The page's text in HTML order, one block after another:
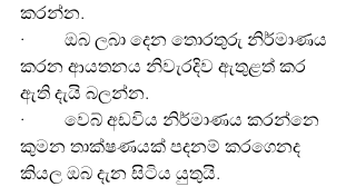
කරන්න.
·         ඔබ ලබා දෙන තොරතුරු නිර්මාණය
කරන ආයතනය නිවැරදිව ඇතුළත් කර
ඇති දැයි බලන්න.
·         වෙබ් අඩවිය නිර්මාණය කරන්නෙ
කුමන තාක්ෂණයක් පදනම් කරගෙනද
කියල ඔබ දැන සිටිය යුතුයි.